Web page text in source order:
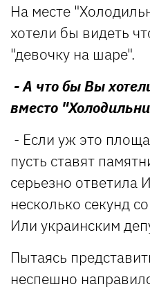
На месте
хотели бы видеть
"девочку на шаре".
- А что бы Вы
вместо
- Если уж это
пусть ставят
серьезно ответила
несколько секунд
Или украинским
Пытаясь
неспешно